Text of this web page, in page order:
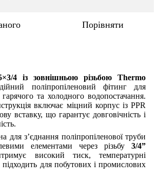
Порівняти
4 із зовнішньою різьбою Thermo
поліпропіленовий фітинг для
та холодного водопостачання.
включає міцний корпус із PPR
вставку, що гарантує довговічність і
для з’єднання поліпропіленової труби
елементами через різьбу 3/4”
високий тиск, температурні
для побутових і промислових